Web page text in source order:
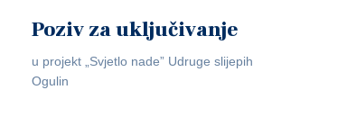
Poziv za uključivanje
u projekt „Svjetlo nade” Udruge slijepih
Ogulin